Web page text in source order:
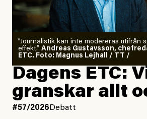
”Journalistik kan inte modereras utifrån
effekt.” Andreas Gustavsson,
ETC. Foto: Magnus Lejhall / TT /
Dagens ETC:
granskar allt
#57/2026 Debatt